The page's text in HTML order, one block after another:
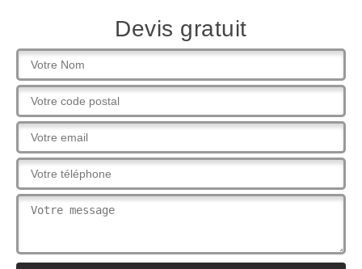
Devis gratuit